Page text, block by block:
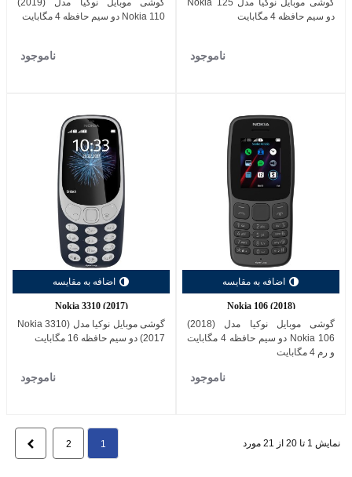
گوشی موبایل نوکیا مدل Nokia 125
دو سیم حافظه 4 مگابایت
ناموجود
گوشی موبایل نوکیا مدل (2019)
Nokia 110 دو سیم حافظه 4 مگابایت
ناموجود
اضافه به مقایسه
Nokia 106 (2018)
گوشی موبایل نوکیا مدل (2018)
Nokia 106 دو سیم حافظه 4 مگابایت
و رم 4 مگابایت
ناموجود
اضافه به مقایسه
Nokia 3310 (2017)
گوشی موبایل نوکیا مدل (Nokia 3310
(2017 دو سیم حافظه 16 مگابایت
ناموجود
نمایش 1 تا 20 از 21 مورد 1
2